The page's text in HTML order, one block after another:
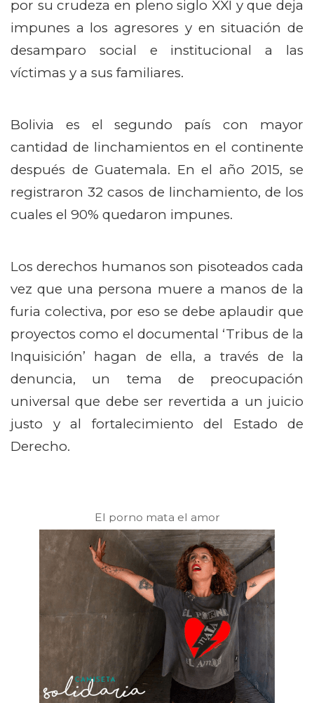
por su crudeza en pleno siglo XXI y que deja
impunes a los agresores y en situación de
desamparo social e institucional a las
víctimas y a sus familiares.
Bolivia es el segundo país con mayor
cantidad de linchamientos en el continente
después de Guatemala. En el año 2015, se
registraron 32 casos de linchamiento, de los
cuales el 90% quedaron impunes.
Los derechos humanos son pisoteados cada
vez que una persona muere a manos de la
furia colectiva, por eso se debe aplaudir que
proyectos como el documental ‘Tribus de la
Inquisición’ hagan de ella, a través de la
denuncia, un tema de preocupación
universal que debe ser revertida a un juicio
justo y al fortalecimiento del Estado de
Derecho.
El porno mata el amor